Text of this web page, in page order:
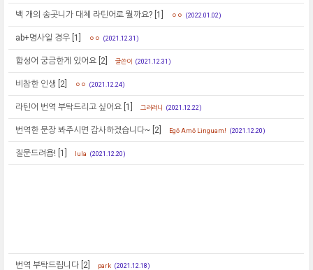
백 개의 송곳니가 대체 라틴어로 뭘까요? [1] ㅇㅇ (2022.01.02)
ab+명사일 경우 [1] ㅇㅇ (2021.12.31)
합성어 궁금한게 있어요 [2] 글쓴이 (2021.12.31)
비참한 인생 [2] ㅇㅇ (2021.12.24)
라틴어 번역 부탁드리고 싶어요 [1] 그러려니 (2021.12.22)
번역한 문장 봐주시면 감사하겠습니다~ [2] Egō Amō Linguam! (2021.12.20)
질문드려욥! [1] lula (2021.12.20)
번역 부탁드립니다 [2] park (2021.12.18)